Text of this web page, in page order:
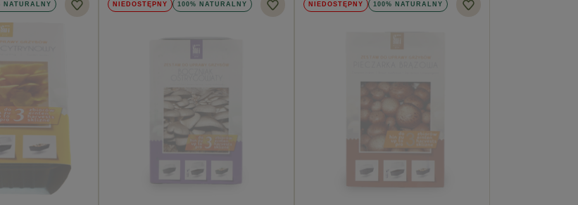
NATURALNY NIEDOSTĘPNY 100% NATURALNY NIEDOSTĘPNY 100% NATURALNY